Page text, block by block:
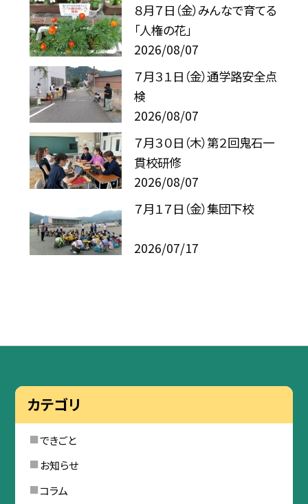
８月７日（金）みんなで育てる
「人権の花」
2026/08/07
７月３１日（金）通学路安全点
検
2026/08/07
７月３０日（木）第２回鬼石一
貫校研修
2026/08/07
７月１７日（金）集団下校
2026/07/17
カテゴリ
できごと
お知らせ
コラム